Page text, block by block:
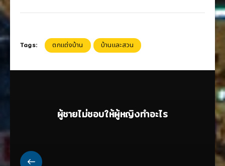
Tags: ตกแต่งบ้าน บ้านและสวน
ผู้ชายไม่ชอบให้ผู้หญิงทําอะไร